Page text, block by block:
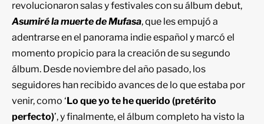
revolucionaron salas y festivales con su álbum debut,
Asumiré la muerte de Mufasa, que les empujó a
adentrarse en el panorama indie español y marcó el
momento propicio para la creación de su segundo
álbum. Desde noviembre del año pasado, los
seguidores han recibido avances de lo que estaba por
venir, como ‘Lo que yo te he querido (pretérito
perfecto)’, y finalmente, el álbum completo ha visto la